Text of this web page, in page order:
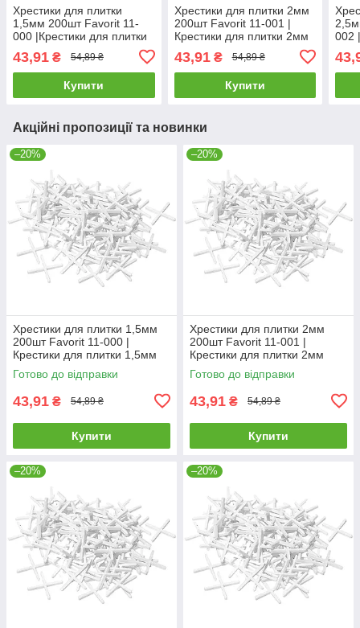
Хрестики для плитки
1,5мм 200шт Favorit 11-
000 |Крестики для плитки
43,91 ₴ 54,89 ₴
Купити
Хрестики для плитки 2мм
200шт Favorit 11-001 |
Крестики для плитки 2мм
43,91₴ 54,89 ₴
Купити
002
Акційні пропозиції та новинки
–20%
Хрестики для плитки 1,5мм
200шт Favorit 11-000 |
Крестики для плитки 1,5мм
200шт Favorit
Готово до відправки
43,91 ₴ 54,89 ₴
Купити
–20%
Хрестики для плитки 2мм
200шт Favorit 11-001 |
Крестики для плитки 2мм
200шт Favorit
Готово до відправки
43,91 ₴ 54,89 ₴
Купити
–20% –20%